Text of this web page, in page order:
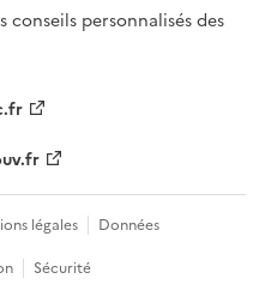
conseils personnalisés des
légales
Données
Sécurité